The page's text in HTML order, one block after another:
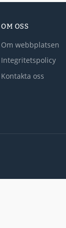
OM OSS
Om webbplatsen
Integritetspolicy
Kontakta oss